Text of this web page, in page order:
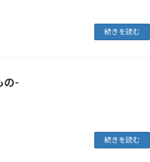
続きを読む
の-
続きを読む